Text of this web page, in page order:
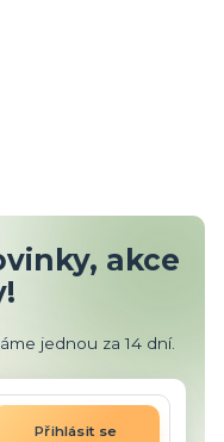
akce
jednou za 14 dní.
Přihlásit se